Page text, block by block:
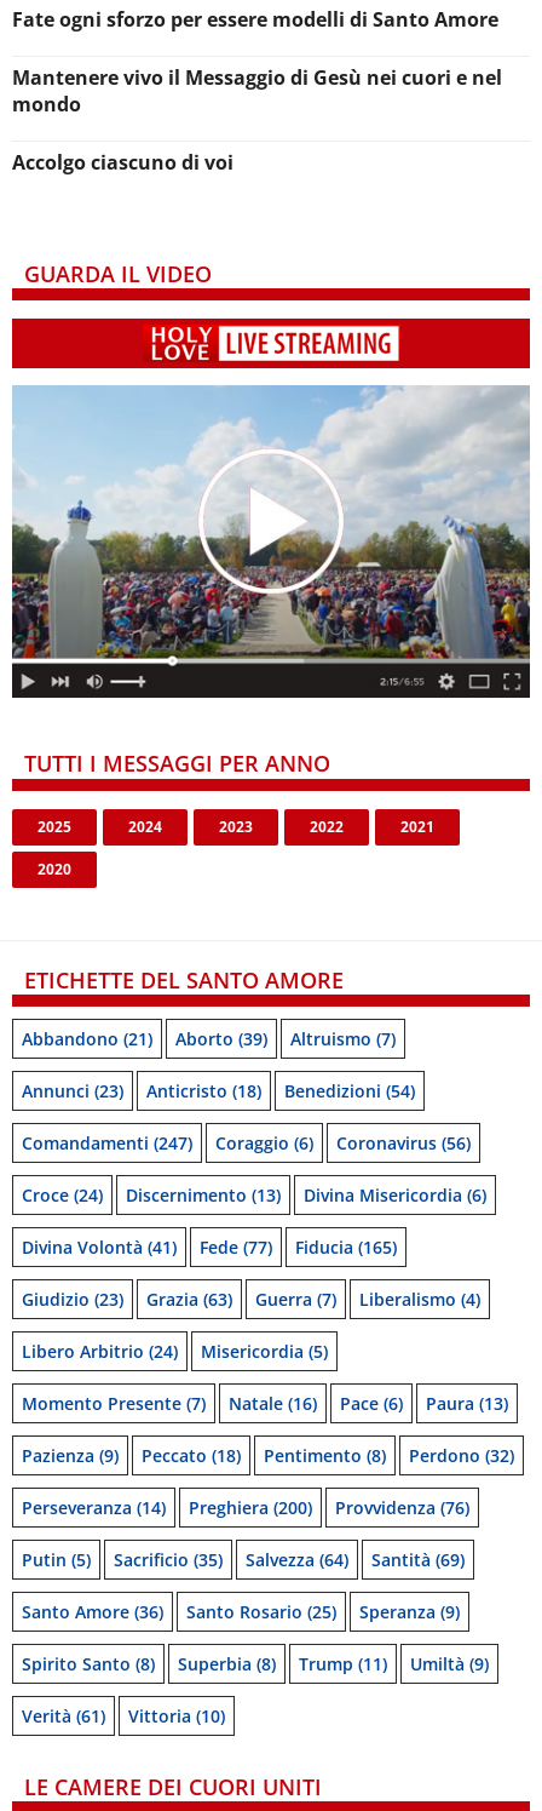
Fate ogni sforzo per essere modelli di Santo Amore
Mantenere vivo il Messaggio di Gesù nei cuori e nel
mondo
Accolgo ciascuno di voi
GUARDA IL VIDEO
TUTTI I MESSAGGI PER ANNO
2025 2024 2023 2022 2021
2020
ETICHETTE DEL SANTO AMORE
Abbandono (21) Aborto (39) Altruismo (7)
Annunci (23) Anticristo (18) Benedizioni (54)
Comandamenti (247) Coraggio (6) Coronavirus (56)
Croce (24) Discernimento (13) Divina Misericordia (6)
Divina Volontà (41) Fede (77) Fiducia (165)
Giudizio (23) Grazia (63) Guerra (7) Liberalismo (4)
Libero Arbitrio (24) Misericordia (5)
Momento Presente (7) Natale (16) Pace (6) Paura (13)
Pazienza (9) Peccato (18) Pentimento (8) Perdono (32)
Perseveranza (14) Preghiera (200) Provvidenza (76)
Putin (5) Sacrificio (35) Salvezza (64) Santità (69)
Santo Amore (36) Santo Rosario (25) Speranza (9)
Spirito Santo (8) Superbia (8) Trump (11) Umiltà (9)
Verità (61) Vittoria (10)
LE CAMERE DEI CUORI UNITI